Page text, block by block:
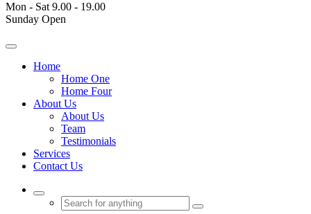
Mon - Sat 9.00 - 19.00
Sunday Open
Home
Home One
Home Four
About Us
About Us
Team
Testimonials
Services
Contact Us